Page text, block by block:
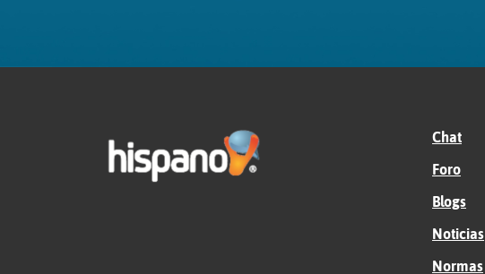
Chat
Foro
Blogs
Noticias
Normas